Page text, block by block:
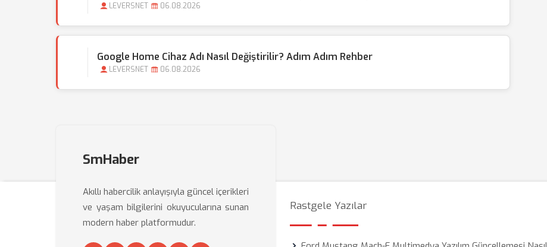
LEVERSNET 06.08.2026
Google Home Cihaz Adı Nasıl Değiştirilir? Adım Adım Rehber
LEVERSNET 06.08.2026
SmHaber
Akıllı habercilik anlayışıyla güncel içerikleri
ve yaşam bilgilerini okuyucularına sunan
modern haber platformudur.
Rastgele Yazılar